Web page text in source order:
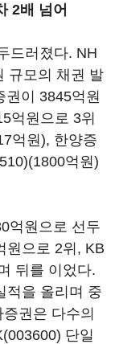
2배 넘어
드러졌다. NH
규모의 채권 발
권이 3845억원
억원으로 3위
억원), 한양증
(1800억원)
억원으로 선두
원으로 2위, KB
뒤를 이었다.
적을 올리며 중
권은 다수의
단일